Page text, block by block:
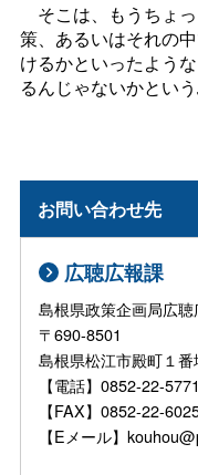
そこは、もうちょ
策、あるいはそれの
けるかといったよう
るんじゃないかとい
お問い合わせ先
広聴広報課
島根県政策企画局広
〒690-8501
島根県松江市殿町
【電話】0852-22-5771
【FAX】0852-22-
【Eメール】